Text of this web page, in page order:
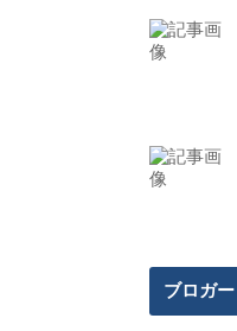
ブロガー